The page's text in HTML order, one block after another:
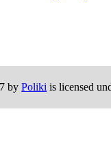
byPoliki is licensed